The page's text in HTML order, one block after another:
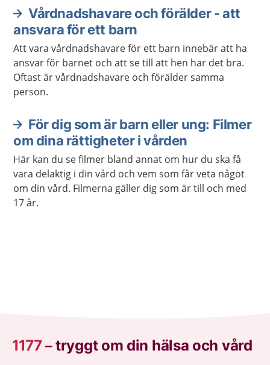
barn och unga fram till den dag man fyller 18 år.
Vårdnadshavare och förälder - att
ansvara för ett barn
Att vara vårdnadshavare för ett barn innebär att ha
ansvar för barnet och att se till att hen har det bra.
Oftast är vårdnadshavare och förälder samma
person.
För dig som är barn eller ung: Filmer
om dina rättigheter i vården
Här kan du se filmer bland annat om hur du ska få
vara delaktig i din vård och vem som får veta något
om din vård. Filmerna gäller dig som är till och med
17 år.
1177–tryggt om din hälsa och vård